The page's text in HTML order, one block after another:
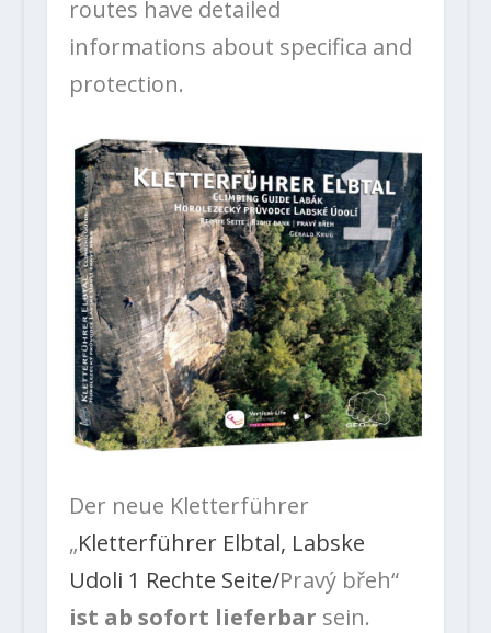
routes have detailed
informations about specifica and
protection.
Der neue Kletterführer
„Kletterführer Elbtal, Labske
Udoli 1 Rechte Seite/Pravý břeh“
ist ab sofort lieferbar sein.